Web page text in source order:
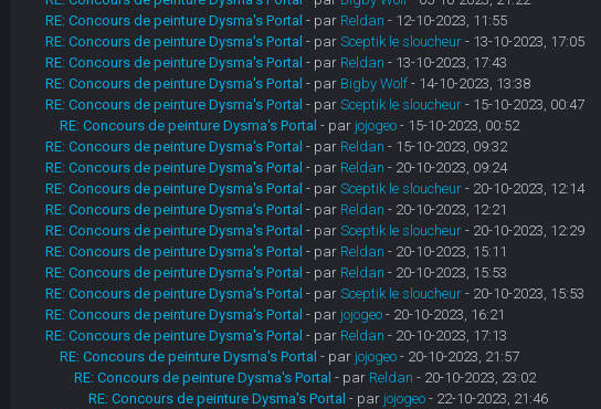
RE: Concours de peinture Dysma's Portal - par Reldan - 12-10-2023, 11:55
RE: Concours de peinture Dysma's Portal - par Sceptik le sloucheur- 13-10-2023, 17:05
RE: Concours de peinture Dysma's Portal - par Reldan - 13-10-2023, 17:43
RE: Concours de peinture Dysma's Portal - par Bigby Wolf- 14-10-2023, 13:38
RE: Concours de peinture Dysma's Portal - par Sceptik le sloucheur- 15-10-2023, 00:47
RE: Concours de peinture Dysma's Portal - par jojogeo- 15-10-2023, 00:52
RE: Concours de peinture Dysma's Portal - par Reldan - 15-10-2023, 09:32
RE: Concours de peinture Dysma's Portal - par Reldan - 20-10-2023, 09:24
RE: Concours de peinture Dysma's Portal - par Sceptik le sloucheur- 20-10-2023, 12:14
RE: Concours de peinture Dysma's Portal - par Reldan - 20-10-2023, 12:21
RE: Concours de peinture Dysma's Portal - par Sceptik le sloucheur- 20-10-2023, 12:29
RE: Concours de peinture Dysma's Portal - par Reldan - 20-10-2023, 15:11
RE: Concours de peinture Dysma's Portal - par Reldan - 20-10-2023, 15:53
RE: Concours de peinture Dysma's Portal - par Sceptik le sloucheur- 20-10-2023, 15:53
RE: Concours de peinture Dysma's Portal - par jojogeo- 20-10-2023, 16:21
RE: Concours de peinture Dysma's Portal - par Reldan - 20-10-2023, 17:13
RE: Concours de peinture Dysma's Portal - par jojogeo- 20-10-2023, 21:57
RE: Concours de peinture Dysma's Portal - par Reldan - 20-10-2023, 23:02
RE: Concours de peinture Dysma's Portal - par jojogeo- 22-10-2023, 21:46